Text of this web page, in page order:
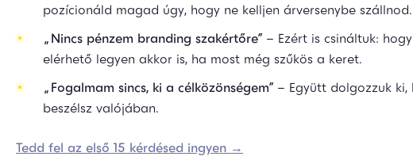
pozícionáld magad úgy, hogy ne kelljen árversenybe szállnod.
„Nincs pénzem branding szakértőre” – Ezért is csináltuk:
elérhető legyen akkor is, ha most még szűkös a keret.
„Fogalmam sincs, ki a célközönségem” – Együtt dolgozzuk ki,
beszélsz valójában.
Tedd fel az első 15 kérdésed ingyen →